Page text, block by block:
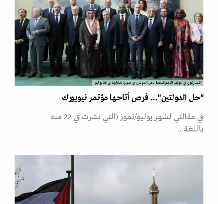
المشاركون في مؤتمر الامم المتحدة لحل الدولتين في صورة تذكارية في 28 يوليو
"حل الدولتين"... فرص أتاحها مؤتمر نيويورك
في مقالتي لشهر يوليو/تموز (التي نشرت في 22 منه
باللغة…